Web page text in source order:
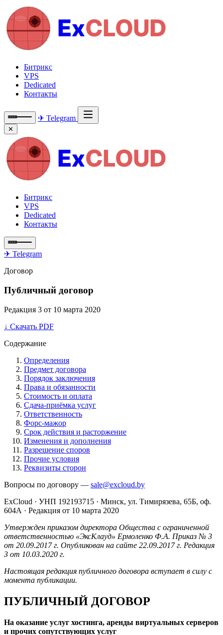
ExCLOUD
Битрикс
VPS
Dedicated
Контакты
✈ Telegram
✕
ExCLOUD
Битрикс
VPS
Dedicated
Контакты
✈ Telegram
Договор
Публичный договор
Редакция 3 от 10 марта 2020
↓ Скачать PDF
Содержание
Определения
Предмет договора
Порядок заключения
Права и обязанности
Стоимость и оплата
Сдача-приёмка услуг
Ответственность
Форс-мажор
Срок действия и расторжение
Изменения и дополнения
Разрешение споров
Прочие условия
Реквизиты сторон
Вопросы по договору — sale@excloud.by
ExCloud · УНП 192193715 · Минск, ул. Тимирязева, 65Б, оф.
604А · Редакция от 10 марта 2020
Утвержден приказом директора Общества с ограниченной
ответственностью «ЭксКлауд» Ермоленко Ф.А. Приказ № 3
от 20.09.2017 г. Опубликован на сайте 22.09.2017 г. Редакция
3 от 10.03.2020 г.
Настоящая редакция публичного договора вступает в силу с
момента публикации.
ПУБЛИЧНЫЙ ДОГОВОР
На оказание услуг хостинга, аренды виртуальных серверов
и прочих сопутствующих услуг